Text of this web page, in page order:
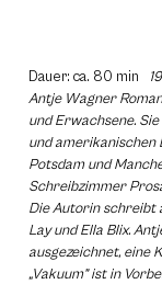
Dauer: ca. 80 min
Antje Wagner
und Erwachsene.
und
Potsdam und
Schreibzimmer
Die Autorin schreibt
Lay und Ella Blix.
ausgezeichnet, eine
„Vakuum” ist in